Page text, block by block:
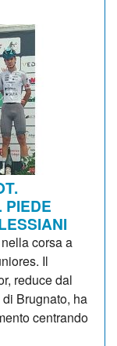
PIEDE
corsa a
Il
reduce dal
Brugnato, ha
centrando